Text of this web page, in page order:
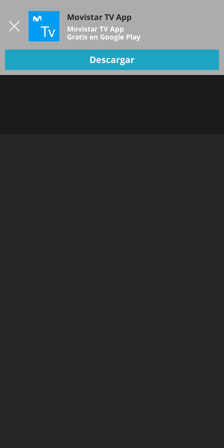
TV EN VIVO
Movistar TV App
Movistar TV App
Gratis en Google Play
Descargar